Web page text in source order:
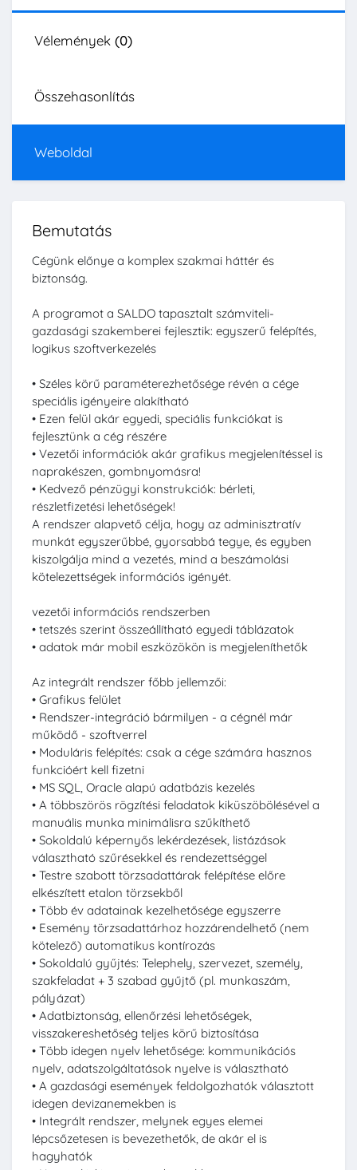
Vélemények (0)
Összehasonlítás
Weboldal
Bemutatás
Cégünk előnye a komplex szakmai háttér és
biztonság.
A programot a SALDO tapasztalt számviteli-
gazdasági szakemberei fejlesztik: egyszerű felépítés,
logikus szoftverkezelés
• Széles körű paraméterezhetősége révén a cége
speciális igényeire alakítható
• Ezen felül akár egyedi, speciális funkciókat is
fejlesztünk a cég részére
• Vezetői információk akár grafikus megjelenítéssel is
naprakészen, gombnyomásra!
• Kedvező pénzügyi konstrukciók: bérleti,
részletfizetési lehetőségek!
A rendszer alapvető célja, hogy az adminisztratív
munkát egyszerűbbé, gyorsabbá tegye, és egyben
kiszolgálja mind a vezetés, mind a beszámolási
kötelezettségek információs igényét.
vezetői információs rendszerben
• tetszés szerint összeállítható egyedi táblázatok
• adatok már mobil eszközökön is megjeleníthetők
Az integrált rendszer főbb jellemzői:
• Grafikus felület
• Rendszer-integráció bármilyen - a cégnél már
működő - szoftverrel
• Moduláris felépítés: csak a cége számára hasznos
funkcióért kell fizetni
• MS SQL, Oracle alapú adatbázis kezelés
• A többszörös rögzítési feladatok kiküszöbölésével a
manuális munka minimálisra szűkíthető
• Sokoldalú képernyős lekérdezések, listázások
választható szűrésekkel és rendezettséggel
• Testre szabott törzsadattárak felépítése előre
elkészített etalon törzsekből
• Több év adatainak kezelhetősége egyszerre
• Esemény törzsadattárhoz hozzárendelhető (nem
kötelező) automatikus kontírozás
• Sokoldalú gyűjtés: Telephely, szervezet, személy,
szakfeladat + 3 szabad gyűjtő (pl. munkaszám,
pályázat)
• Adatbiztonság, ellenőrzési lehetőségek,
visszakereshetőség teljes körű biztosítása
• Több idegen nyelv lehetősége: kommunikációs
nyelv, adatszolgáltatások nyelve is választható
• A gazdasági események feldolgozhatók választott
idegen devizanemekben is
• Integrált rendszer, melynek egyes elemei
lépcsőzetesen is bevezethetők, de akár el is
hagyhatók